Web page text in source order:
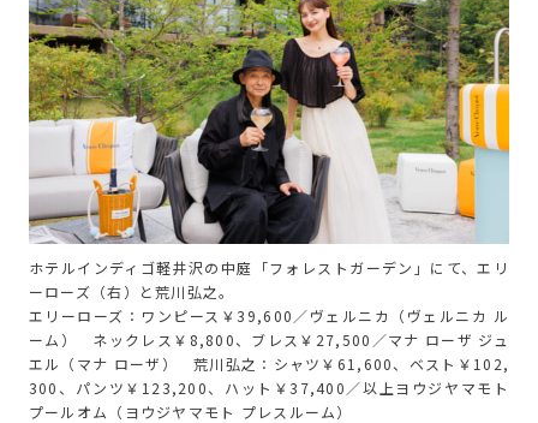
ホテルインディゴ軽井沢の中庭「フォレストガーデン」にて、エリ
ーローズ（右）と荒川弘之。
エリーローズ：ワンピース￥39,600／ヴェルニカ（ヴェルニカ ル
ーム） ネックレス￥8,800、ブレス￥27,500／マナ ローザ ジュ
エル（マナ ローザ） 荒川弘之：シャツ￥61,600、ベスト￥102,
300、パンツ￥123,200、ハット￥37,400／以上ヨウジヤマモト
プールオム（ヨウジヤマモト プレスルーム）